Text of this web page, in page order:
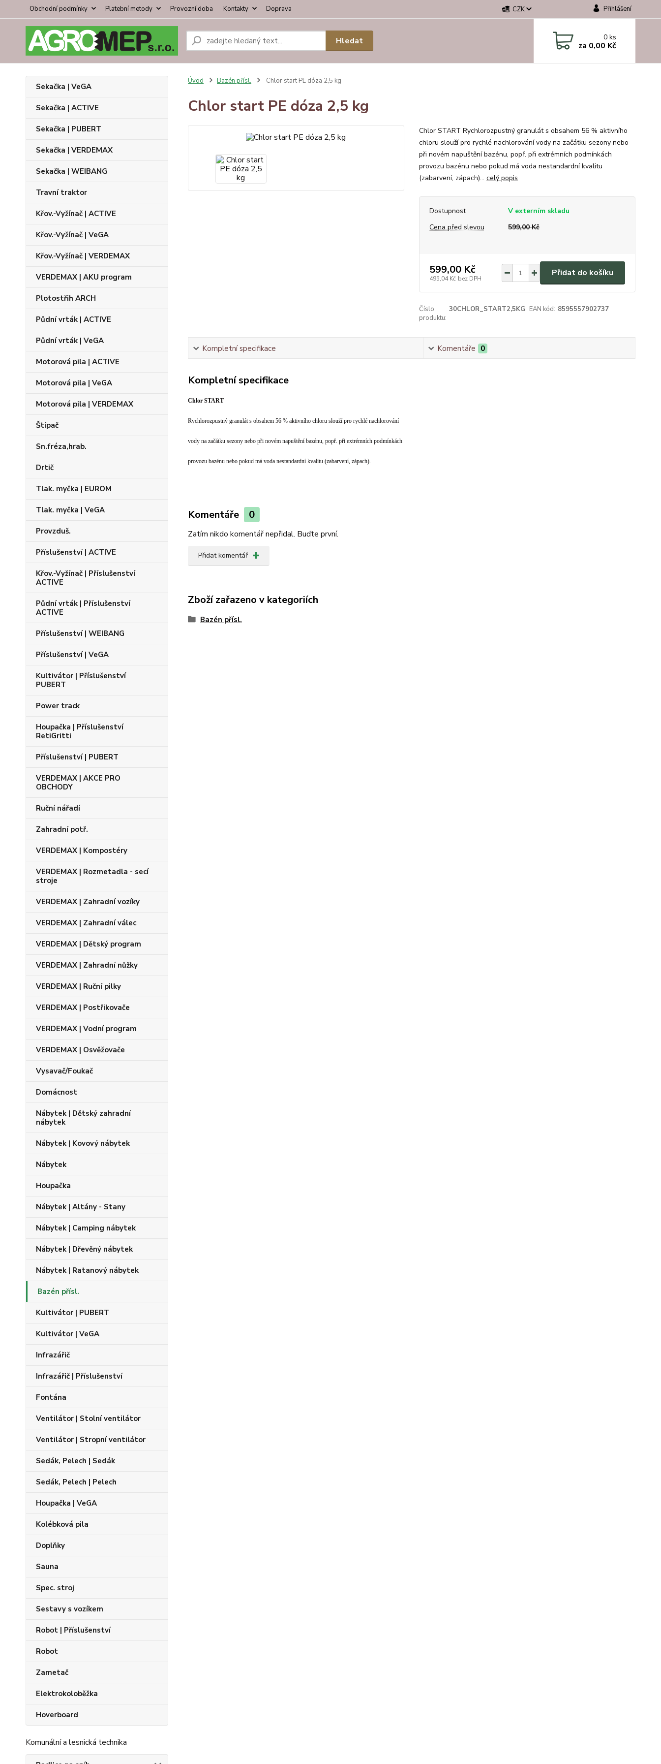
Obchodní podmínky Platební metody Provozní doba Kontakty Doprava CZK Přihlášení
Hledat 0ks
za 0,00 Kč
Sekačka | VeGA
Sekačka | ACTIVE
Sekačka | PUBERT
Sekačka | VERDEMAX
Sekačka | WEIBANG
Travní traktor
Křov.-Vyžínač | ACTIVE
Křov.-Vyžínač | VeGA
Křov.-Vyžínač | VERDEMAX
VERDEMAX | AKU program
Plotostřih ARCH
Půdní vrták | ACTIVE
Půdní vrták | VeGA
Motorová pila | ACTIVE
Motorová pila | VeGA
Motorová pila | VERDEMAX
Štípač
Sn.fréza,hrab.
Drtič
Tlak. myčka | EUROM
Tlak. myčka | VeGA
Provzduš.
Příslušenství | ACTIVE
Křov.-Vyžínač | Příslušenství
ACTIVE
Půdní vrták | Příslušenství
ACTIVE
Příslušenství | WEIBANG
Příslušenství | VeGA
Kultivátor | Příslušenství
PUBERT
Power track
Houpačka | Příslušenství
RetiGritti
Příslušenství | PUBERT
VERDEMAX | AKCE PRO
OBCHODY
Ruční nářadí
Zahradní potř.
VERDEMAX | Kompostéry
VERDEMAX | Rozmetadla - secí
stroje
VERDEMAX | Zahradní vozíky
VERDEMAX | Zahradní válec
VERDEMAX | Dětský program
VERDEMAX | Zahradní nůžky
VERDEMAX | Ruční pilky
VERDEMAX | Postřikovače
VERDEMAX | Vodní program
VERDEMAX | Osvěžovače
Vysavač/Foukač
Domácnost
Nábytek | Dětský zahradní
nábytek
Nábytek | Kovový nábytek
Nábytek
Houpačka
Nábytek | Altány - Stany
Nábytek | Camping nábytek
Nábytek | Dřevěný nábytek
Nábytek | Ratanový nábytek
Bazén přísl.
Kultivátor | PUBERT
Kultivátor | VeGA
Infrazářič
Infrazářič | Příslušenství
Fontána
Ventilátor | Stolní ventilátor
Ventilátor | Stropní ventilátor
Sedák, Pelech | Sedák
Sedák, Pelech | Pelech
Houpačka | VeGA
Kolébková pila
Doplňky
Sauna
Spec. stroj
Sestavy s vozíkem
Robot | Příslušenství
Robot
Zametač
Elektrokoloběžka
Hoverboard
Komunální a lesnická technika
Úvod Bazén přísl. Chlor start PE dóza 2,5 kg
Chlor start PE dóza 2,5 kg
Chlor START Rychlorozpustný granulát s obsahem 56 % aktivního
chloru slouží pro rychlé nachlorování vody na začátku sezony nebo
při novém napuštění bazénu, popř. při extrémních podmínkách
provozu bazénu nebo pokud má voda nestandardní kvalitu
(zabarvení, zápach)... celý popis
Dostupnost
V externím skladu
Cena před slevou
599,00 Kč
599,00 Kč
495,04 Kč bez DPH
Přidat do košíku
Číslo
produktu:
30CHLOR_START2,5KG EAN kód: 8595557902737
Kompletní specifikace Komentáře 0
Kompletní specifikace
Chlor START
Rychlorozpustný granulát s obsahem 56 % aktivního chloru slouží pro rychlé nachlorování
vody na začátku sezony nebo při novém napuštění bazénu, popř. při extrémních podmínkách
provozu bazénu nebo pokud má voda nestandardní kvalitu (zabarvení, zápach).
Komentáře 0
Zatím nikdo komentář nepřidal. Buďte první.
Přidat komentář
Zboží zařazeno v kategoriích
Bazén přísl.